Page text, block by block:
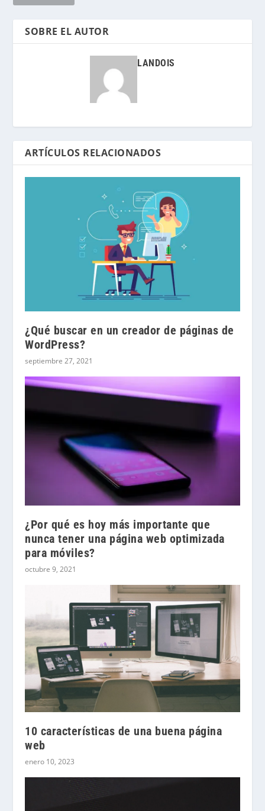
SOBRE EL AUTOR
LANDOIS
ARTÍCULOS RELACIONADOS
¿Qué buscar en un creador de páginas de
WordPress?
septiembre 27, 2021
¿Por qué es hoy más importante que
nunca tener una página web optimizada
para móviles?
octubre 9, 2021
10 características de una buena página
web
enero 10, 2023